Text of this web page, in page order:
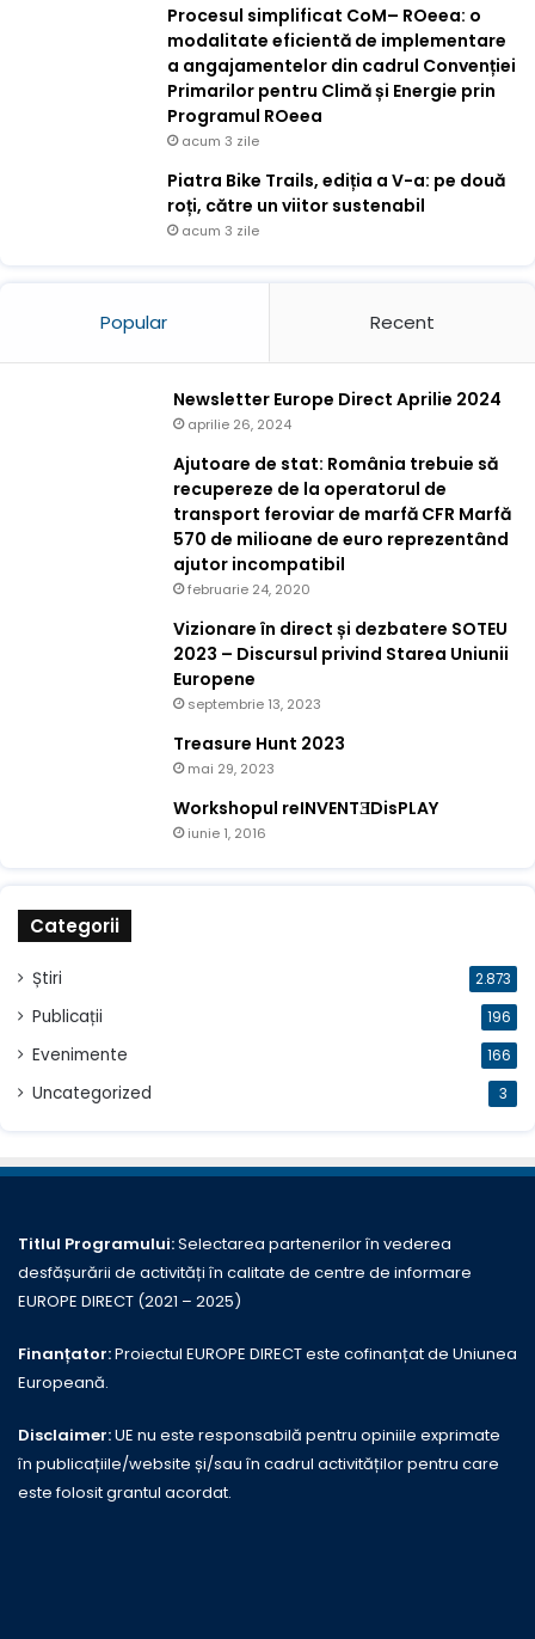
Procesul simplificat CoM– ROeea: o
modalitate eficientă de implementare
a angajamentelor din cadrul Convenției
Primarilor pentru Climă și Energie prin
Programul ROeea
acum 3 zile
Piatra Bike Trails, ediția a V-a: pe două
roți, către un viitor sustenabil
acum 3 zile
Popular Recent
Newsletter Europe Direct Aprilie 2024
aprilie 26, 2024
Ajutoare de stat: România trebuie să
recupereze de la operatorul de
transport feroviar de marfă CFR Marfă
570 de milioane de euro reprezentând
ajutor incompatibil
februarie 24, 2020
Vizionare în direct și dezbatere SOTEU
2023 – Discursul privind Starea Uniunii
Europene
septembrie 13, 2023
Treasure Hunt 2023
mai 29, 2023
Workshopul reINVENTƎDisPLAY
iunie 1, 2016
Categorii
Știri 2.873
Publicații 196
Evenimente 166
Uncategorized 3
Titlul Programului:Selectarea partenerilor în vederea
desfășurării de activități în calitate de centre de informare
EUROPE DIRECT (2021 – 2025)
Finanțator:Proiectul EUROPE DIRECT este cofinanțat de Uniunea
Europeană.
Disclaimer:UE nu este responsabilă pentru opiniile exprimate
în publicațiile/website și/sau în cadrul activităților pentru care
este folosit grantul acordat.